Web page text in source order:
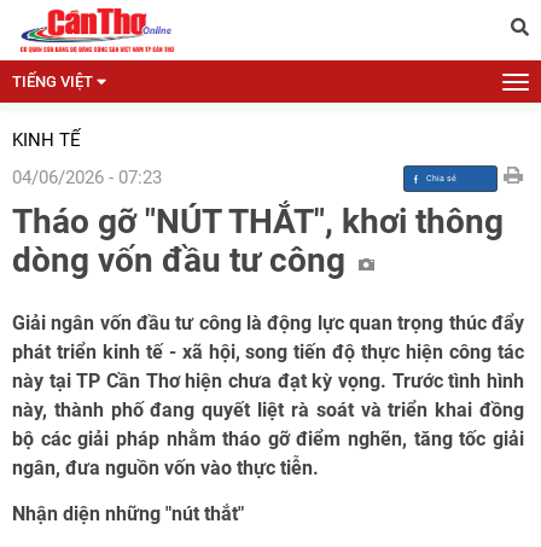
TIẾNG VIỆT
KINH TẾ
04/06/2026 - 07:23
Tháo gỡ "NÚT THẮT", khơi thông
dòng vốn đầu tư công
Giải ngân vốn đầu tư công là động lực quan trọng thúc đẩy
phát triển kinh tế - xã hội, song tiến độ thực hiện công tác
này tại TP Cần Thơ hiện chưa đạt kỳ vọng. Trước tình hình
này, thành phố đang quyết liệt rà soát và triển khai đồng
bộ các giải pháp nhằm tháo gỡ điểm nghẽn, tăng tốc giải
ngân, đưa nguồn vốn vào thực tiễn.
Nhận diện những "nút thắt"